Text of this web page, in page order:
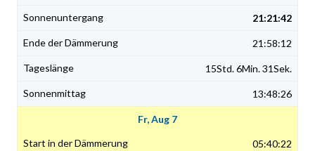
21:21:42
21:58:12
15Std. 6Min. 31Sek.
13:48:26
Fr, Aug 7
05:40:22